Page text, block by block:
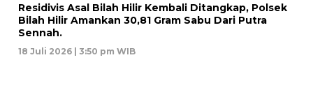
Residivis Asal Bilah Hilir Kembali Ditangkap, Polsek
Bilah Hilir Amankan 30,81 Gram Sabu Dari Putra
Sennah.
18 Juli 2026 | 3:50 pm WIB